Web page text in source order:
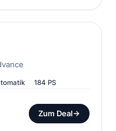
184 PS
Zum Deal